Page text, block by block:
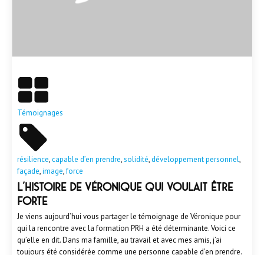
Témoignages
résilience,capable d’en prendre,solidité,développement personnel,
façade,image,force
L’histoire de Véronique qui voulait être
forte
Je viens aujourd’hui vous partager le témoignage de Véronique pour
qui la rencontre avec la formation PRH a été déterminante. Voici ce
qu’elle en dit. Dans ma famille, au travail et avec mes amis, j’ai
toujours été considérée comme une personne capable d’en prendre.